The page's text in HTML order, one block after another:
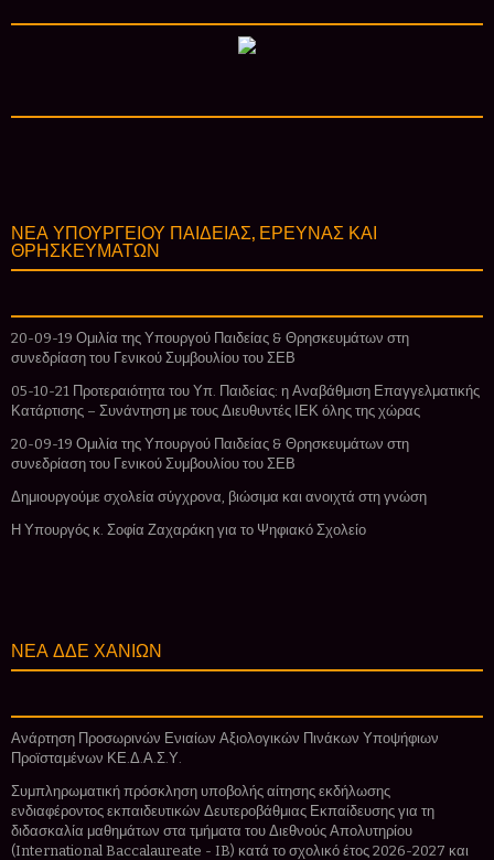
ΝΕΑ ΥΠΟΥΡΓΕΙΟΥ ΠΑΙΔΕΙΑΣ, ΕΡΕΥΝΑΣ ΚΑΙ
ΘΡΗΣΚΕΥΜΑΤΩΝ
20-09-19 Ομιλία της Υπουργού Παιδείας & Θρησκευμάτων στη
συνεδρίαση του Γενικού Συμβουλίου του ΣΕΒ
05-10-21 Προτεραιότητα του Υπ. Παιδείας: η Αναβάθμιση Επαγγελματικής
Κατάρτισης – Συνάντηση με τους Διευθυντές ΙΕΚ όλης της χώρας
20-09-19 Ομιλία της Υπουργού Παιδείας & Θρησκευμάτων στη
συνεδρίαση του Γενικού Συμβουλίου του ΣΕΒ
Δημιουργούμε σχολεία σύγχρονα, βιώσιμα και ανοιχτά στη γνώση
Η Υπουργός κ. Σοφία Ζαχαράκη για το Ψηφιακό Σχολείο
ΝΕΑ ΔΔΕ ΧΑΝΙΩΝ
Ανάρτηση Προσωρινών Ενιαίων Αξιολογικών Πινάκων Υποψήφιων
Προϊσταμένων ΚΕ.Δ.Α.Σ.Υ.
Συμπληρωματική πρόσκληση υποβολής αίτησης εκδήλωσης
ενδιαφέροντος εκπαιδευτικών Δευτεροβάθμιας Εκπαίδευσης για τη
διδασκαλία μαθημάτων στα τμήματα του Διεθνούς Απολυτηρίου
(International Baccalaureate - IB) κατά το σχολικό έτος 2026-2027 και